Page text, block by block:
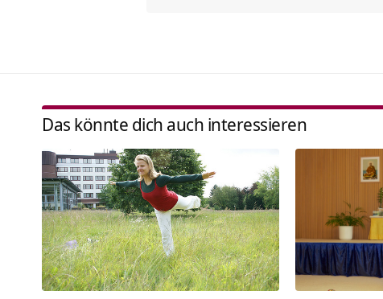
Das könnte dich auch interessieren